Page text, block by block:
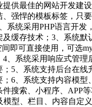
供最佳的网站开发建设
、强悍的模板标签，只
系统采用PHP语言开发
缓存技术；3、系统默
即可直接使用，可选
、系统采用响应式管理
5、系统支持后台在线
；6、系统支持内容模型
件搜索、小程序、APP
模型、栏目、内容自定